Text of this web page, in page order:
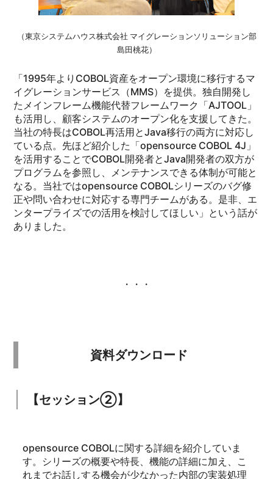
（東京システムハウス株式会社 マイグレーションソリューション部
島田桃花）
「1995年よりCOBOL資産をオープン環境に移行するマ
イグレーションサービス（MMS）を提供。独自開発し
たメインフレーム機能代替フレームワーク「AJTOOL」
も活用し、顧客システムのオープン化を支援してきた。
当社の特長はCOBOL再活用とJava移行の両方に対応し
ている点。先ほど紹介した「opensource COBOL 4J」
を活用することでCOBOL開発者とJava開発者の双方が
プログラムを参照し、メンテナンスできる体制が可能と
なる。当社ではopensource COBOLシリーズのバグ修
正や問い合わせに対応する専門チームがある。是非、エ
ンタープライズでの活用を検討してほしい」という話が
ありました。
・・・
資料ダウンロード
【セッション②】
opensource COBOLに関する詳細を紹介していま
す。シリーズの概要や特長、機能の詳細に加え、こ
れまでお話しする機会が少なかった内部の実装処理